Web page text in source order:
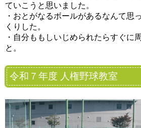
ていこうと思いました。
・おとがなるボールがあるなんて思
くりした。
・自分ももしいじめられたらすぐに
と。
令和７年度 人権野球教室